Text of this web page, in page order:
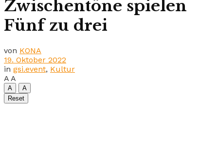
Zwischentöne spielen
Fünf zu drei
von KONA
19. Oktober 2022
in gsi.event, Kultur
A A
A
A
Reset